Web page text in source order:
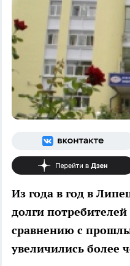
Из года в год в
долги
сравнению с
увеличились более